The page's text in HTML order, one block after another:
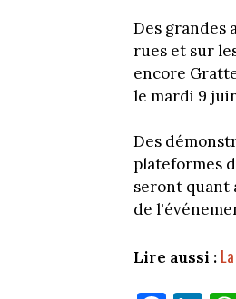
Des grandes
rues et sur
encore
le mardi 9
Des
plateformes
seront quant
de
Lire aussi :